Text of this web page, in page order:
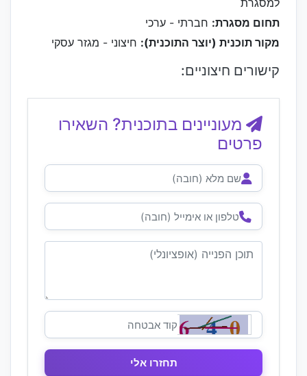
למסגרת
תחום מסגרת: חברתי - ערכי
מקור תוכנית (יוצר התוכנית): חיצוני - מגזר עסקי
קישורים חיצוניים:
מעוניינים בתוכנית? השאירו
פרטים